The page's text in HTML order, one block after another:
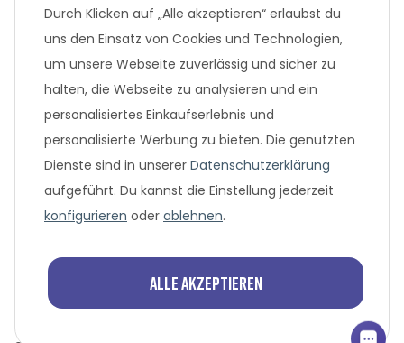
Unternehmen
Beliebte Angebote
* Alle Preisangaben in Euro, inklusive der gesetzlich geltenden
MwSt. und Versandkosten bei Überweisung oder 0%
Finanzierung. Versandkosten können bei anderen
Zahlungsarten anfallen. Finanzierungsangebot vorbehaltlich
Durch Klicken auf „Alle akzeptieren“ erlaubst du
uns den Einsatz von Cookies und Technologien,
um unsere Webseite zuverlässig und sicher zu
halten, die Webseite zu analysieren und ein
personalisiertes Einkaufserlebnis und
personalisierte Werbung zu bieten. Die genutzten
Dienste sind in unserer Datenschutzerklärung
aufgeführt. Du kannst die Einstellung jederzeit
konfigurieren oder ablehnen.
Alle akzeptieren